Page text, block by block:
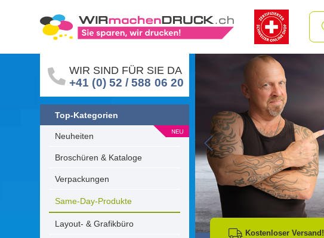
WIR SIND FÜR SIE DA
+41 (0) 52 / 588 06 20
Top-Kategorien
Neuheiten
Broschüren & Kataloge
Verpackungen
Same-Day-Produkte
Layout- & Grafikbüro
Go to Previous Slide
Kostenloser Versand!